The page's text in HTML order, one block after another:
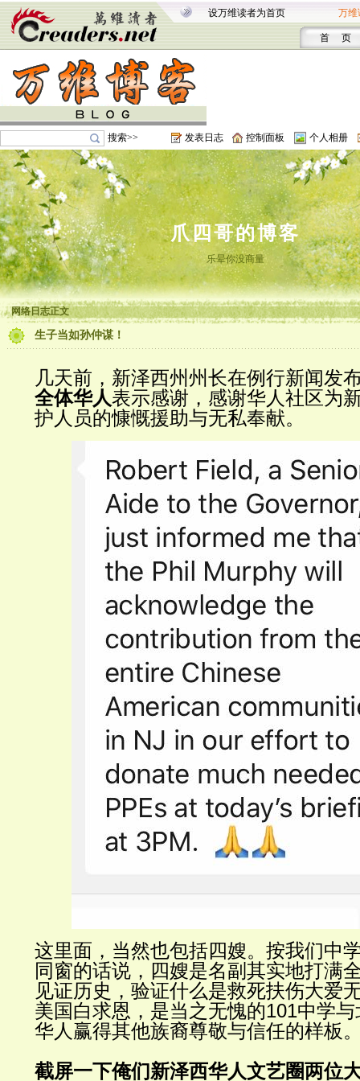
设万维读者为首页 万维
首 页
搜索>> 发表日志 控制面板 个人相册
爪四哥的博客
乐晕你没商量
网络日志正文
生子当如孙仲谋！
几天前，新泽西州州长在例行新闻发
全体华人表示感谢，感谢华人社区为
护人员的慷慨援助与无私奉献。
这里面，当然也包括四嫂。按我们中
同窗的话说，四嫂是名副其实地打满
见证历史，验证什么是救死扶伤大爱
美国白求恩，是当之无愧的101中学
华人赢得其他族裔尊敬与信任的样板
截屏一下俺们新泽西华人文艺圈两位